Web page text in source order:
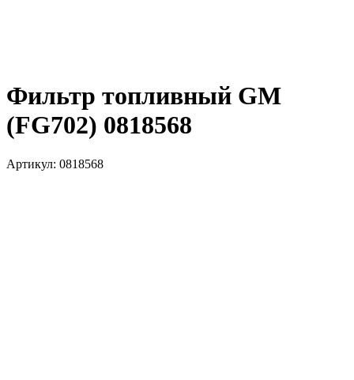
Фильтр топливный GM
(FG702) 0818568
Артикул: 0818568